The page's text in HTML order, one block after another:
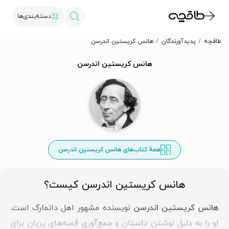
دسته‌بندی‌ها
طاقچه پدیدآورندگان هانس کریستین اندرسن
هانس کریستین اندرسن
همهٔ کتاب‌های هانس کریستین اندرسن
هانس کریستین اندرسن کیست؟
هانس کریستین اندرسن نویسنده مشهور اهل دانمارک است.
او را به دلیل نوشتن داستان‌ و جمع‌آوری قصه‌های پریان برای